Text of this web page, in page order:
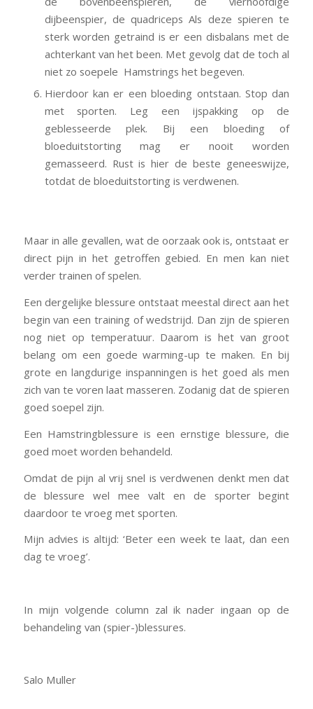
dijbeenspier, de quadriceps Als deze spieren te
sterk worden getraind is er een disbalans met de
achterkant van het been. Met gevolg dat de toch al
niet zo soepele Hamstrings het begeven.
Hierdoor kan er een bloeding ontstaan. Stop dan
met sporten. Leg een ijspakking op de
geblesseerde plek. Bij een bloeding of
bloeduitstorting mag er nooit worden
gemasseerd. Rust is hier de beste geneeswijze,
totdat de bloeduitstorting is verdwenen.
Maar in alle gevallen, wat de oorzaak ook is, ontstaat er
direct pijn in het getroffen gebied. En men kan niet
verder trainen of spelen.
Een dergelijke blessure ontstaat meestal direct aan het
begin van een training of wedstrijd. Dan zijn de spieren
nog niet op temperatuur. Daarom is het van groot
belang om een goede warming-up te maken. En bij
grote en langdurige inspanningen is het goed als men
zich van te voren laat masseren. Zodanig dat de spieren
goed soepel zijn.
Een Hamstringblessure is een ernstige blessure, die
goed moet worden behandeld.
Omdat de pijn al vrij snel is verdwenen denkt men dat
de blessure wel mee valt en de sporter begint
daardoor te vroeg met sporten.
Mijn advies is altijd: ‘Beter een week te laat, dan een
dag te vroeg’.
In mijn volgende column zal ik nader ingaan op de
behandeling van (spier-)blessures.
Salo Muller